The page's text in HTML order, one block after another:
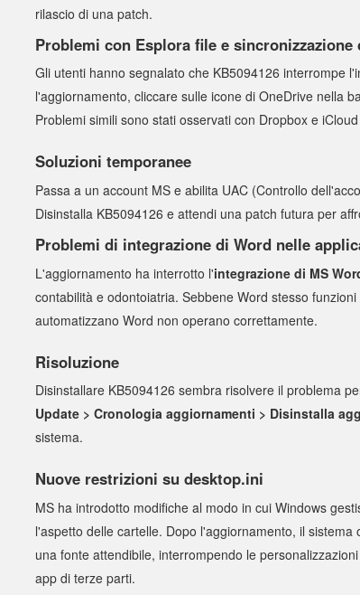
rilascio di una patch.
Problemi con Esplora file e sincronizzazione
Gli utenti hanno segnalato che KB5094126 interrompe
l'aggiornamento, cliccare sulle icone di OneDrive nella
Problemi simili sono stati osservati con Dropbox e
Soluzioni temporanee
Passa a un account MS e abilita UAC (Controllo
Disinstalla KB5094126 e attendi una patch futura per
Problemi di integrazione di Word nelle
L'aggiornamento ha interrotto l'integrazione di MS
contabilità e odontoiatria. Sebbene Word stesso
automatizzano Word non operano correttamente.
Risoluzione
Disinstallare KB5094126 sembra risolvere il problema
Update > Cronologia aggiornamenti > Disinstalla
sistema.
Nuove restrizioni su desktop.ini
MS ha introdotto modifiche al modo in cui Windows
l'aspetto delle cartelle. Dopo l'aggiornamento, il
una fonte attendibile, interrompendo le
app di terze parti.